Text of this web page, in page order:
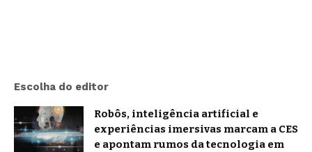
Escolha do editor
Robôs, inteligência artificial e
experiências imersivas marcam a CES
e apontam rumos da tecnologia em